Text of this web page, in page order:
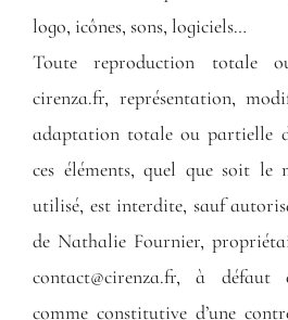
logo, icônes, sons, logiciels…
Toute reproduction totale
cirenza.fr, représentation,
adaptation totale ou partielle
ces éléments, quel que soit le
utilisé, est interdite, sauf
de Nathalie Fournier,
contact@cirenza.fr, à défaut
comme constitutive d’une